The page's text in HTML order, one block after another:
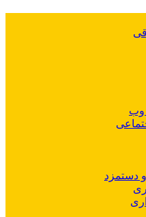
وب
دستمزد